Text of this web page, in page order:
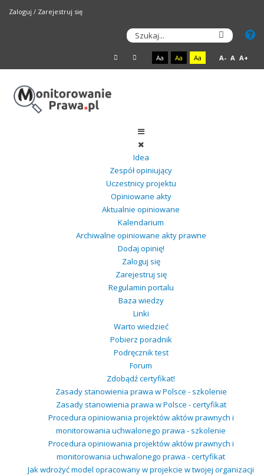
Zaloguj / Zarejestruj się
Aa Aa Aa A- A A+
Idea
Zespół opiniujący
Uczestnicy projektu
Opiniowane akty
Aktualnie opiniowane
Kalendarium
Archiwalne opiniowane akty prawne
Dodaj opinię!
Zaloguj się
Zarejestruj się
Regulamin portalu
Baza wiedzy
Linki
Warto wiedzieć
Pobierz poradnik
Podręcznik test
Forum
Zdobądź certyfikat!
Zasady stanowienia prawa w Polsce - szkolenie
Zasady stanowienia prawa w Polsce - certyfikat
Procedura opiniowania projektów aktów prawnych i
monitorowania uchwalonego prawa - szkolenie
Procedura opiniowania projektów aktów prawnych i
monitorowania uchwalonego prawa - certyfikat
Jak wdrożyć model opracowany w projekcie w twojej organizacji